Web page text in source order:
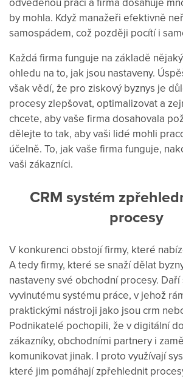
by mohla. Když manažeři efektivně
samospádem, což později pocítí i
Každá firma funguje na základě
ohledu na to, jak jsou nastaveny.
však vědí, že pro ziskový byznys je
procesy zlepšovat, optimalizovat a
chcete, aby vaše firma dosahovala
dělejte to tak, aby vaši lidé mohli
účelně. To, jak vaše firma funguje,
vaši zákazníci.
CRMsystém
procesy
V konkurenci obstojí firmy, které
A tedy firmy, které se snaží dělat
nastaveny své obchodní procesy.
vyvinutému systému práce, v jehož
praktickými nástroji jako jsou crm
Podnikatelé pochopili, že v digitální
zákazníky, obchodními partnery i
komunikovat jinak. I proto využívají
které jim pomáhají zpřehlednit